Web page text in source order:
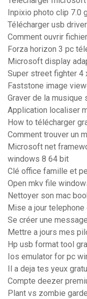
Inpixio photo clip 7.0
Télécharger usb
Comment ouvrir
Forza horizon 3 pc
Microsoft display
Super street fighter 4
Faststone image
Graver de la musique
Application localiser
How to télécharger
Comment trouver un
Microsoft net
windows 8 64 bit
Clé office famille et
Open mkv file
Nettoyer son mac
Mise a jour telephone
Se créer une
Mettre a jours mes
Hp usb format tool
Ios emulator for pc
Il a deja tes yeux
Compte deezer
Plant vs zombie